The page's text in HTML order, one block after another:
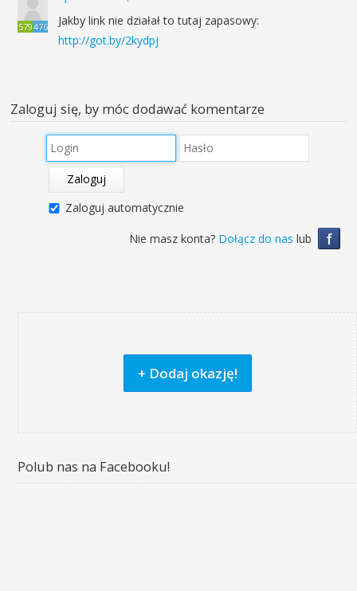
579476
Jakby link nie działał to tutaj zapasowy:
http://got.by/2kydpj
Zaloguj się, by móc dodawać komentarze
Zaloguj
Zaloguj automatycznie
f
Nie masz konta? Dołącz do nas lub
+ Dodaj okazję!
Polub nas na Facebooku!